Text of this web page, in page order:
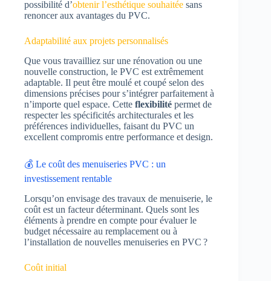
possibilité d’obtenir l’esthétique souhaitée sans
renoncer aux avantages du PVC.
Adaptabilité aux projets personnalisés
Que vous travailliez sur une rénovation ou une
nouvelle construction, le PVC est extrêmement
adaptable. Il peut être moulé et coupé selon des
dimensions précises pour s’intégrer parfaitement à
n’importe quel espace. Cette flexibilité permet de
respecter les spécificités architecturales et les
préférences individuelles, faisant du PVC un
excellent compromis entre performance et design.
💰 Le coût des menuiseries PVC : un
investissement rentable
Lorsqu’on envisage des travaux de menuiserie, le
coût est un facteur déterminant. Quels sont les
éléments à prendre en compte pour évaluer le
budget nécessaire au remplacement ou à
l’installation de nouvelles menuiseries en PVC ?
Coût initial